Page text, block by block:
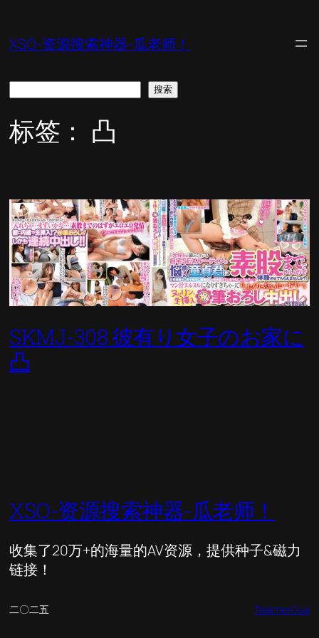
内
XSO-资源搜索神器-瓜老师！
搜索
标签： 凸
SKMJ-308 彼有り女子のお家に
凸
XSO-资源搜索神器-瓜老师！
收集了20万+的海量的AV资源，提供种子&磁力
链接！
二〇二五 TeacherGua